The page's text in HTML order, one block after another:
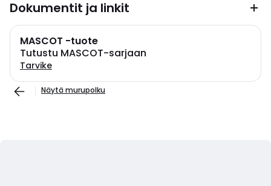
Dokumentit ja linkit
MASCOT -tuote
Tutustu MASCOT-sarjaan
Tarvike
Näytä murupolku